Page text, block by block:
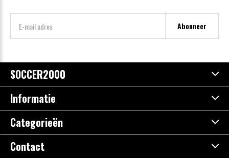
Abonneer
SOCCER2000
Informatie
Categorieën
Contact